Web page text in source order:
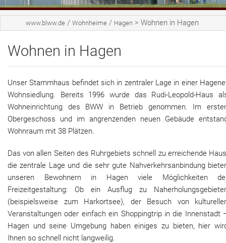
Werkstätten
Aktuelles
Spenden
Stellenangebote
Ansprechpersonen
www.blww.de / Wohnheime / Hagen > Wohnen in Hagen
Wohnen in Hagen
Unser Stammhaus befindet sich in zentraler Lage in einer
Wohnsiedlung. Bereits 1996 wurde das Rudi-Leopold-Haus
Wohneinrichtung des BWW in Betrieb genommen. Im
Obergeschoss und im angrenzenden neuen Gebäude
Wohnraum mit 38 Plätzen.
Das von allen Seiten des Ruhrgebiets schnell zu erreichende
die zentrale Lage und die sehr gute Nahverkehrsanbindung
unseren Bewohnern in Hagen viele Möglichkeiten
Freizeitgestaltung: Ob ein Ausflug zu
(beispielsweise zum Harkortsee), der Besuch von
Veranstaltungen oder einfach ein Shoppingtrip in die Innenstadt
Hagen und seine Umgebung haben einiges zu bieten, hier
Ihnen so schnell nicht langweilig.